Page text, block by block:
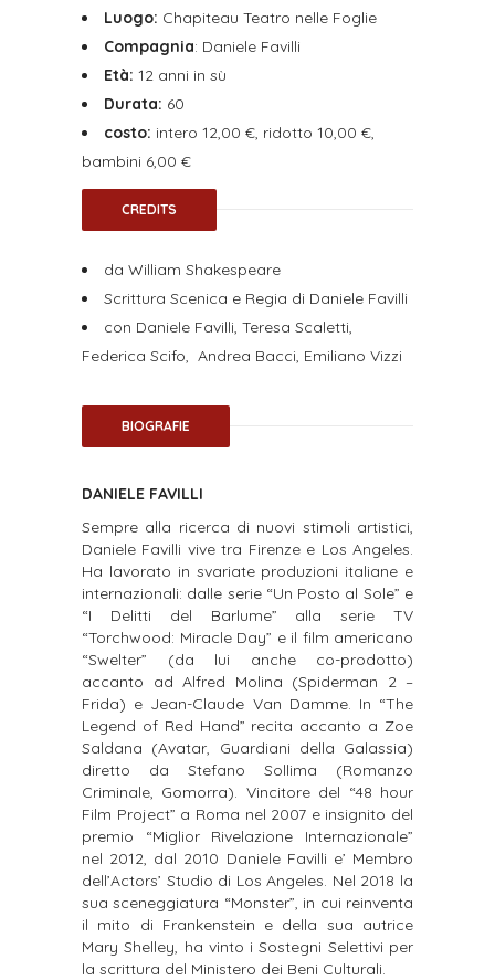
Luogo: Chapiteau Teatro nelle Foglie
Compagnia: Daniele Favilli
Età: 12 anni in sù
Durata: 60
costo: intero 12,00 €, ridotto 10,00 €,
bambini 6,00 €
CREDITS
da William Shakespeare
Scrittura Scenica e Regia di Daniele Favilli
con Daniele Favilli, Teresa Scaletti,
Federica Scifo, Andrea Bacci, Emiliano Vizzi
BIOGRAFIE
DANIELE FAVILLI
Sempre alla ricerca di nuovi stimoli artistici,
Daniele Favilli vive tra Firenze e Los Angeles.
Ha lavorato in svariate produzioni italiane e
internazionali: dalle serie “Un Posto al Sole” e
“I Delitti del Barlume” alla serie TV
“Torchwood: Miracle Day” e il film americano
“Swelter” (da lui anche co-prodotto)
accanto ad Alfred Molina (Spiderman 2 –
Frida) e Jean-Claude Van Damme. In “The
Legend of Red Hand” recita accanto a Zoe
Saldana (Avatar, Guardiani della Galassia)
diretto da Stefano Sollima (Romanzo
Criminale, Gomorra). Vincitore del “48 hour
Film Project” a Roma nel 2007 e insignito del
premio “Miglior Rivelazione Internazionale”
nel 2012, dal 2010 Daniele Favilli e’ Membro
dell’Actors’ Studio di Los Angeles. Nel 2018 la
sua sceneggiatura “Monster”, in cui reinventa
il mito di Frankenstein e della sua autrice
Mary Shelley, ha vinto i Sostegni Selettivi per
la scrittura del Ministero dei Beni Culturali.